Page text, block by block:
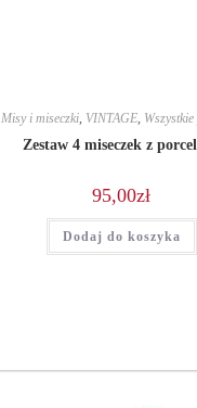
Misy i miseczki, VINTAGE,
Zestaw 4 miseczek z
95,00zł
Dodaj do koszyka